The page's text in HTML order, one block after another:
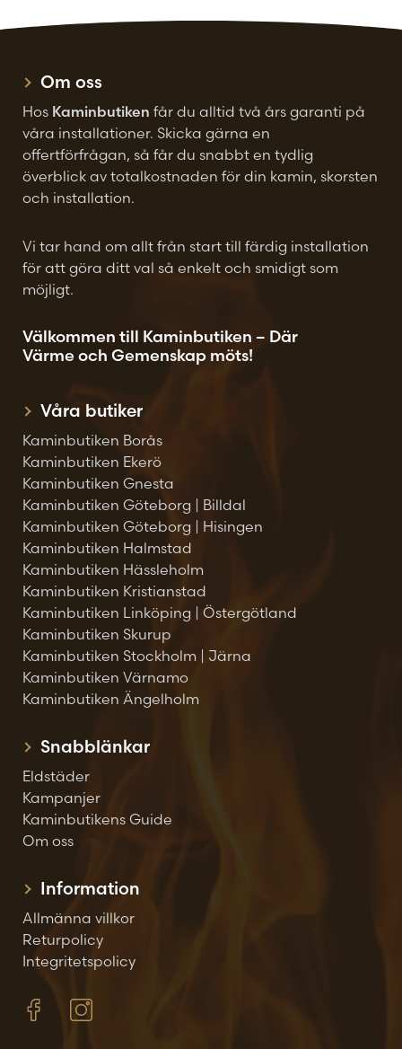
på
Om oss
Hos Kaminbutiken får du alltid två års garanti på
våra installationer. Skicka gärna en
offertförfrågan, så får du snabbt en tydlig
överblick av totalkostnaden för din kamin, skorsten
och installation.
Vi tar hand om allt från start till färdig installation
för att göra ditt val så enkelt och smidigt som
möjligt.
Välkommen till Kaminbutiken – Där
Värme och Gemenskap möts!
Våra butiker
Kaminbutiken Borås
Kaminbutiken Ekerö
Kaminbutiken Gnesta
Kaminbutiken Göteborg | Billdal
Kaminbutiken Göteborg | Hisingen
Kaminbutiken Halmstad
Kaminbutiken Hässleholm
Kaminbutiken Kristianstad
Kaminbutiken Linköping | Östergötland
Kaminbutiken Skurup
Kaminbutiken Stockholm | Järna
Kaminbutiken Värnamo
Kaminbutiken Ängelholm
Snabblänkar
Eldstäder
Kampanjer
Kaminbutikens Guide
Om oss
Information
Allmänna villkor
Returpolicy
Integritetspolicy